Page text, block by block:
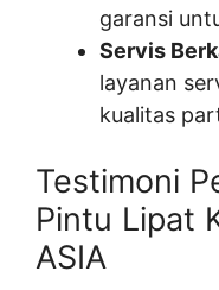
garansi
Servis
layanan
kualitas
Testimoni
Pintu Lipat
ASIA